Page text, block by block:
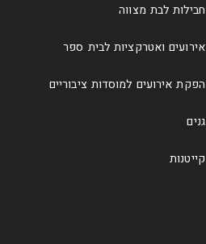
חבילות לבת מצווה
אירועים ואטרקציות לבית ספר
הפקת אירועים למוסדות ציבוריים
גנים
קייטנות